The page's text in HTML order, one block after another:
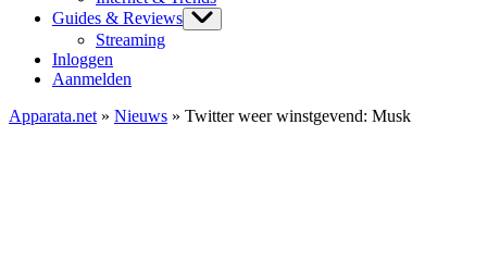
Guides & Reviews
Streaming
Inloggen
Aanmelden
Apparata.net » Nieuws » Twitter weer winstgevend: Musk